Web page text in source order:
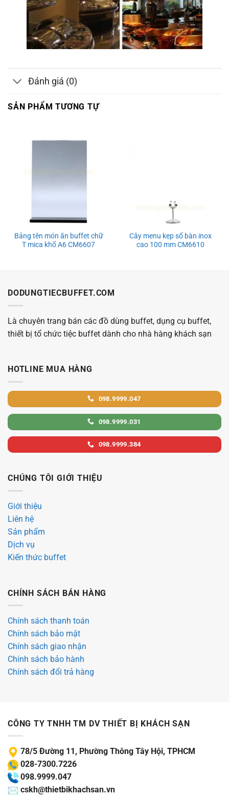
Đánh giá (0)
SẢN PHẨM TƯƠNG TỰ
Bảng tên món ăn buffet chữ
T mica khổ A6 CM6607
Cây menu kẹp số bàn inox
cao 100 mm CM6610
DODUNGTIECBUFFET.COM
Là chuyên trang bán các đồ dùng buffet, dụng cụ buffet,
thiết bị tổ chức tiệc buffet dành cho nhà hàng khách sạn
HOTLINE MUA HÀNG
098.9999.047
098.9999.031
098.9999.384
CHÚNG TÔI GIỚI THIỆU
Giới thiệu
Liên hệ
Sản phẩm
Dịch vụ
Kiến thức buffet
CHÍNH SÁCH BÁN HÀNG
Chính sách thanh toán
Chính sách bảo mật
Chính sách giao nhận
Chính sách bảo hành
Chính sách đổi trả hàng
CÔNG TY TNHH TM DV THIẾT BỊ KHÁCH SẠN
78/5 Đường 11, Phường Thông Tây Hội, TPHCM
028-7300.7226
098.9999.047
cskh@thietbikhachsan.vn